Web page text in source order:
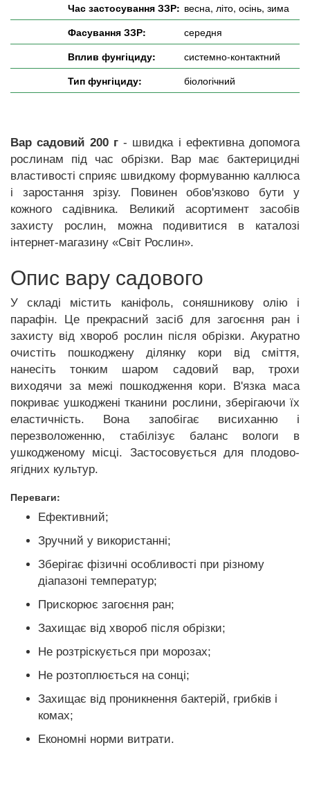
Час застосування ЗЗР: весна, літо, осінь, зима
Фасування ЗЗР:
середня
Вплив фунгіциду:
системно-контактний
Тип фунгіциду:
біологічний
Вар садовий 200 г - швидка і ефективна допомога
рослинам під час обрізки. Вар має бактерицидні
властивості сприяє швидкому формуванню каллюса
і заростання зрізу. Повинен обов'язково бути у
кожного садівника. Великий асортимент засобів
захисту рослин, можна подивитися в каталозі
інтернет-магазину «Світ Рослин».
Опис вару садового
У складі містить каніфоль, соняшникову олію і
парафін. Це прекрасний засіб для загоєння ран і
захисту від хвороб рослин після обрізки. Акуратно
очистіть пошкоджену ділянку кори від сміття,
нанесіть тонким шаром садовий вар, трохи
виходячи за межі пошкодження кори. В'язка маса
покриває ушкоджені тканини рослини, зберігаючи їх
еластичність. Вона запобігає висиханню і
перезволоженню, стабілізує баланс вологи в
ушкодженому місці. Застосовується для плодово-
ягідних культур.
Переваги:
Ефективний;
Зручний у використанні;
Зберігає фізичні особливості при різному
діапазоні температур;
Прискорює загоєння ран;
Захищає від хвороб після обрізки;
Не розтріскується при морозах;
Не розтоплюється на сонці;
Захищає від проникнення бактерій, грибків і
комах;
Економні норми витрати.